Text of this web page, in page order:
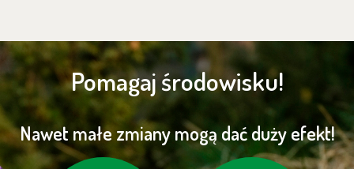
Pomagaj środowisku!
Nawet małe zmiany mogą dać duży efekt!